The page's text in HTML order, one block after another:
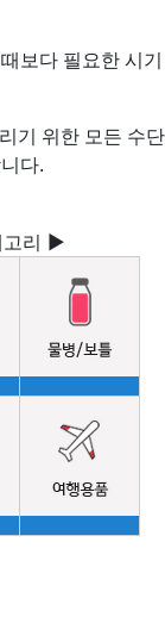
보다 필요한 시기
기 위한 모든 수단
다.
고리 ▶